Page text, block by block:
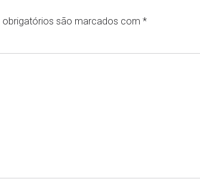
obrigatórios são marcados com *